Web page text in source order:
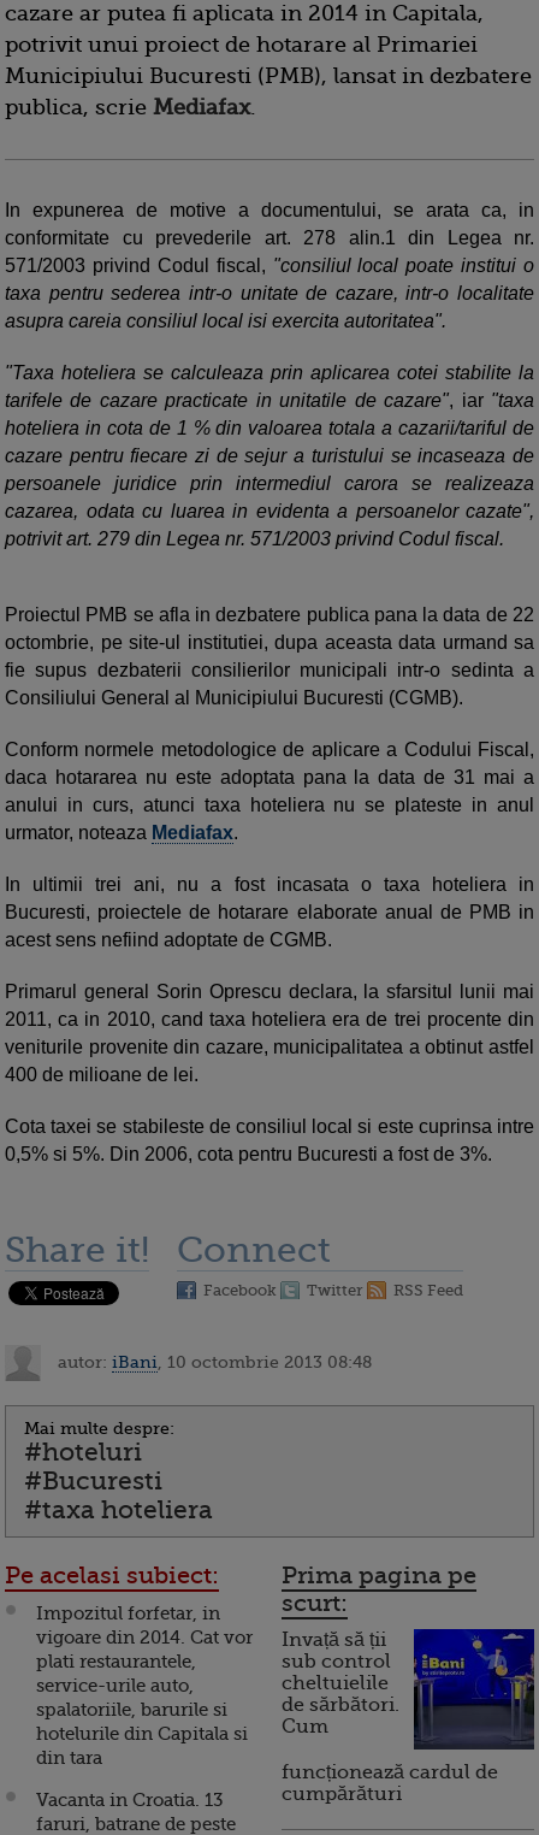
cazare ar putea fi aplicata in 2014 in Capitala,
potrivit unui proiect de hotarare al Primariei
Municipiului Bucuresti (PMB), lansat in dezbatere
publica, scrie Mediafax.
In expunerea de motive a documentului, se arata ca, in
conformitate cu prevederile art. 278 alin.1 din Legea nr.
571/2003 privind Codul fiscal, "consiliul local poate institui o
taxa pentru sederea intr-o unitate de cazare, intr-o localitate
asupra careia consiliul local isi exercita autoritatea".
"Taxa hoteliera se calculeaza prin aplicarea cotei stabilite la
tarifele de cazare practicate in unitatile de cazare", iar"taxa
hoteliera in cota de 1 % din valoarea totala a cazarii/tariful de
cazare pentru fiecare zi de sejur a turistului se incaseaza de
persoanele juridice prin intermediul carora se realizeaza
cazarea, odata cu luarea in evidenta a persoanelor cazate",
potrivit art. 279 din Legea nr. 571/2003 privind Codul fiscal.
Proiectul PMB se afla in dezbatere publica pana la data de 22
octombrie, pe site-ul institutiei, dupa aceasta data urmand sa
fie supus dezbaterii consilierilor municipali intr-o sedinta a
Consiliului General al Municipiului Bucuresti (CGMB).
Conform normele metodologice de aplicare a Codului Fiscal,
daca hotararea nu este adoptata pana la data de 31 mai a
anului in curs, atunci taxa hoteliera nu se plateste in anul
urmator, noteaza Mediafax.
In ultimii trei ani, nu a fost incasata o taxa hoteliera in
Bucuresti, proiectele de hotarare elaborate anual de PMB in
acest sens nefiind adoptate de CGMB.
Primarul general Sorin Oprescu declara, la sfarsitul lunii mai
2011, ca in 2010, cand taxa hoteliera era de trei procente din
veniturile provenite din cazare, municipalitatea a obtinut astfel
400 de milioane de lei.
Cota taxei se stabileste de consiliul local si este cuprinsa intre
0,5% si 5%. Din 2006, cota pentru Bucuresti a fost de 3%.
Share it! Connect
Facebook Twitter RSS Feed
autor: iBani , 10 octombrie 2013 08:48
Mai multe despre:
#hoteluri
#Bucuresti
#taxa hoteliera
Pe acelasi subiect:
Impozitul forfetar, in
vigoare din 2014. Cat vor
plati restaurantele,
service-urile auto,
spalatoriile, barurile si
hotelurile din Capitala si
din tara
Vacanta in Croatia. 13
faruri, batrane de peste
Prima pagina pe
scurt:
Invață să ții
sub control
cheltuielile
de sărbători.
Cum
funcționează cardul de
cumpărături